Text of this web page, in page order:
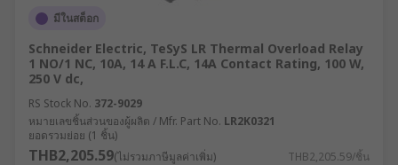
มีในสต็อก
Schneider Electric, TeSyS LR Thermal Overload Relay
1 NO/1 NC, 10A, 14 A F.L.C, 14A Contact Rating, 100 W,
250 V dc,
RS Stock No. 372-9029
หมายเลขชิ้นส่วนของผู้ผลิต / Mfr. Part No. LR2K0321
ยอดรวมย่อย (1 ชิ้น)
THB2,205.59(ไม่รวมภาษีมูลค่าเพิ่ม) THB2,205.59/ชิ้น